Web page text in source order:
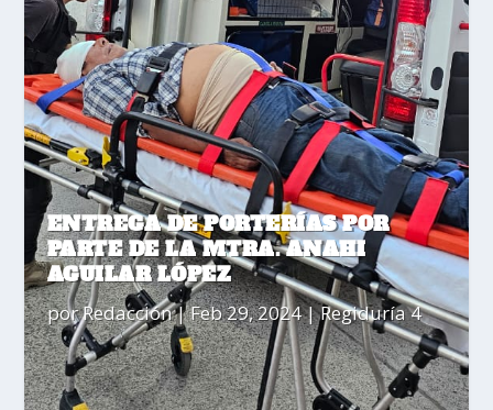
ENTREGA DE PORTERÍAS POR
PARTE DE LA MTRA. ANAHI
AGUILAR LÓPEZ
porRedacción|Feb 29, 2024|Regiduría 4